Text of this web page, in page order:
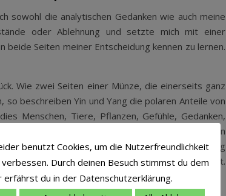
sowohl die analytischen Gedanken wie auch meine
oder Ablehnung und setzte mich mit einer
Seiten meiner Entscheidung kennen zu lernen.
Wie zwei Seiten einer Münze, die einerseits ganz
beschreiben Yin und Yang die polaren Anteile von
Menschen, Tiere, Pflanzen, Gefühle, Gedanken,
Yin und Yang und hat ausserhalb seiner selbst ein
zu ihm steht und ohne den, es unvollständig
gemeint ist, wenn ich weiss was „nass“ bedeutet.
benutzt Cookies, um die Nutzerfreundlichkeit
Durch deinen Besuch stimmst du dem
erfährst du in der Datenschutzerklärung.